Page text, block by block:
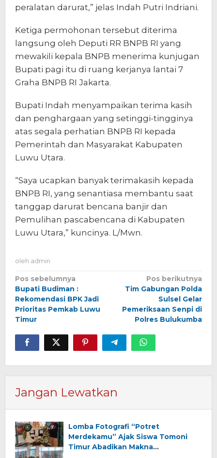
peralatan darurat,” jelas Indah Putri Indriani.
Ketiga permohonan tersebut diterima
langsung oleh Deputi RR BNPB RI yang
mewakili kepala BNPB menerima kunjugan
Bupati pagi itu di ruang kerjanya lantai 7
Graha BNPB RI Jakarta.
Bupati Indah menyampaikan terima kasih
dan penghargaan yang setinggi-tingginya
atas segala perhatian BNPB RI kepada
Pemerintah dan Masyarakat Kabupaten
Luwu Utara.
“Saya ucapkan banyak terimakasih kepada
BNPB RI, yang senantiasa membantu saat
tanggap darurat bencana banjir dan
Pemulihan pascabencana di Kabupaten
Luwu Utara,” kuncinya. L/Mwn.
oleh admin
Navigasi
pos
Pos sebelumnya
Bupati Budiman :
Rekomendasi BPK Jadi
Prioritas Pemkab Luwu
Timur
Pos berikutnya
Tim Gabungan Polda
Sulsel Gelar
Pemeriksaan Senpi di
Polres Bulukumba
Jangan Lewatkan
Lomba Fotografi “Potret
Merdekamu” Ajak Siswa Tomoni
Timur Abadikan Makna